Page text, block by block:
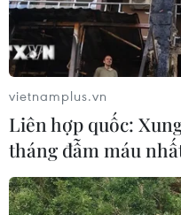
vietnamplus.vn
Liên hợp quốc:
tháng đẫm máu